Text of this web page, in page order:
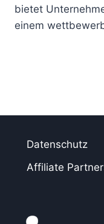
bietet
einem
Datenschutz
Affiliate